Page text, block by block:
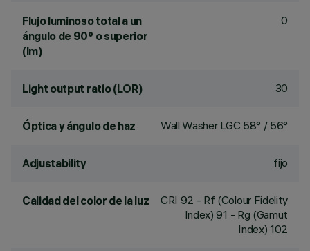
Flujo luminoso total a un
ángulo de 90° o superior
(lm)
0
Light output ratio (LOR) 30
Óptica y ángulo de haz Wall Washer LGC 58° / 56°
Adjustability fijo
Calidad del color de la luz CRI 92 - Rf (Colour Fidelity
Index) 91 - Rg (Gamut
Index) 102